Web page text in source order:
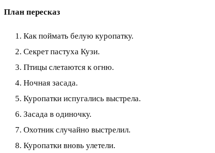
План пересказ
Как поймать белую куропатку.
Секрет пастуха Кузи.
Птицы слетаются к огню.
Ночная засада.
Куропатки испугались выстрела.
Засада в одиночку.
Охотник случайно выстрелил.
Куропатки вновь улетели.